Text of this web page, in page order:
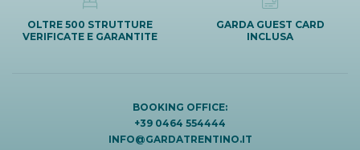
OLTRE 500 STRUTTURE
VERIFICATE E GARANTITE
GARDA GUEST CARD
INCLUSA
BOOKING OFFICE:
+39 0464 554444
INFO@GARDATRENTINO.IT